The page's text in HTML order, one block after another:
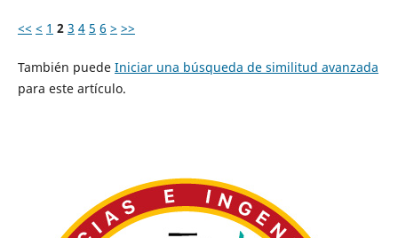
<< < 1 2 3 4 5 6 > >>
También puede Iniciar una búsqueda de similitud avanzada
para este artículo.